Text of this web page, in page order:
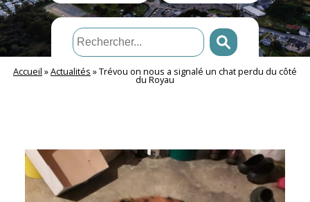
Accueil »Actualités »Trévou on nous a signalé un chat perdu du côté
du Royau